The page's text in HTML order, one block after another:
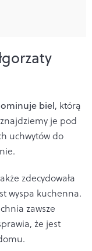
biel, którą
je pod
uchwytów do
zdecydowała
wyspa kuchenna.
zawsze
że jest